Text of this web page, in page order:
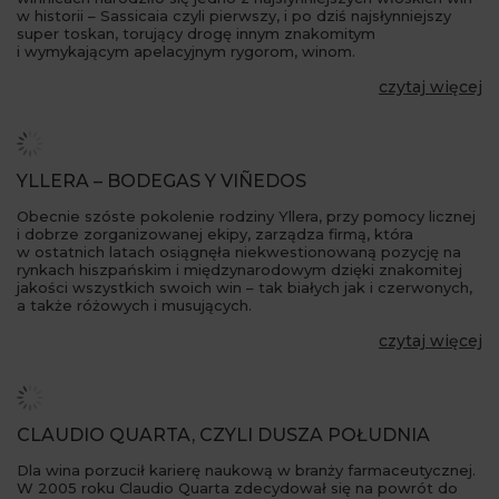
w historii – Sassicaia czyli pierwszy, i po dziś najsłynniejszy
super toskan, torujący drogę innym znakomitym
i wymykającym apelacyjnym rygorom, winom.
czytaj więcej
YLLERA – BODEGAS Y VIÑEDOS
Obecnie szóste pokolenie rodziny Yllera, przy pomocy licznej
i dobrze zorganizowanej ekipy, zarządza firmą, która
w ostatnich latach osiągnęła niekwestionowaną pozycję na
rynkach hiszpańskim i międzynarodowym dzięki znakomitej
jakości wszystkich swoich win – tak białych jak i czerwonych,
a także różowych i musujących.
czytaj więcej
CLAUDIO QUARTA, CZYLI DUSZA POŁUDNIA
Dla wina porzucił karierę naukową w branży farmaceutycznej.
W 2005 roku Claudio Quarta zdecydował się na powrót do